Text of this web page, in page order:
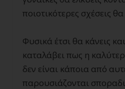
ποιοτικότερες σχέσεις θα
Φυσικά έτσι θα κάνεις
καταλάβει πως η
δεν είναι κάποια από
παρουσιάζονται